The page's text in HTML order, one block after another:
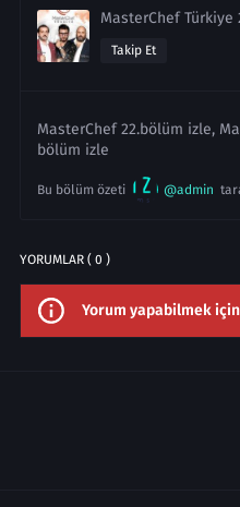
MasterChef Türkiye
Takip Et
MasterChef 22.bölüm izle,
bölüm izle
Bu bölüm özeti @admin
YORUMLAR ( 0 )
Yorum yapabilmek